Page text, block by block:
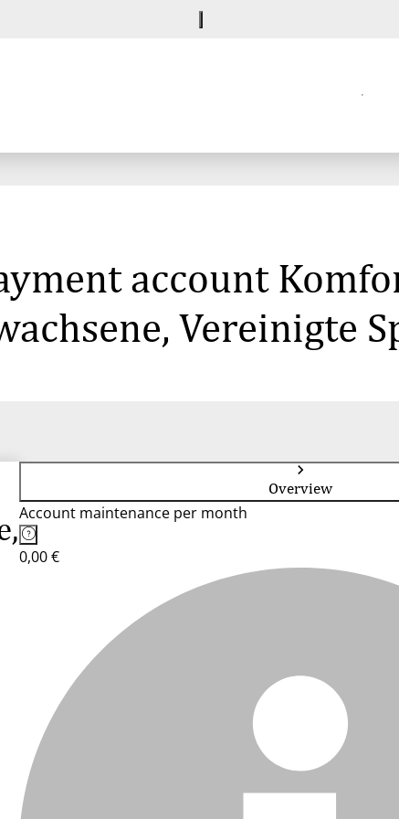
account
Vereinigte
Overview
Account maintenance per month
0,00 €